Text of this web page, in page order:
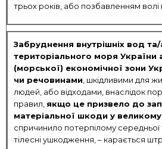
трьох років, або позбавленням
Забруднення внутрішніх вод
територіального моря
(морської) економічної зони
чи речовинами, шкідливими для
людей, або відходами, внаслідок
правил, якщо це призвело до
матеріальної шкоди у великому
спричинило потерпілому середньої
тілесні ушкодження, – карається